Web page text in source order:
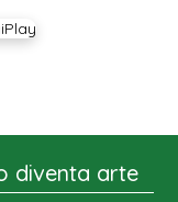
diventa arte